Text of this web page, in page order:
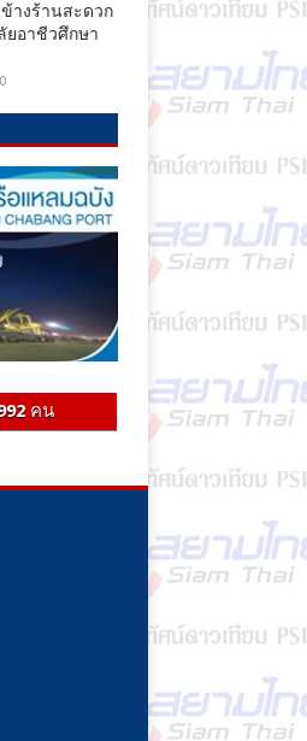
างร้านสะดวก
ยอาชีวศึกษา
0
คน